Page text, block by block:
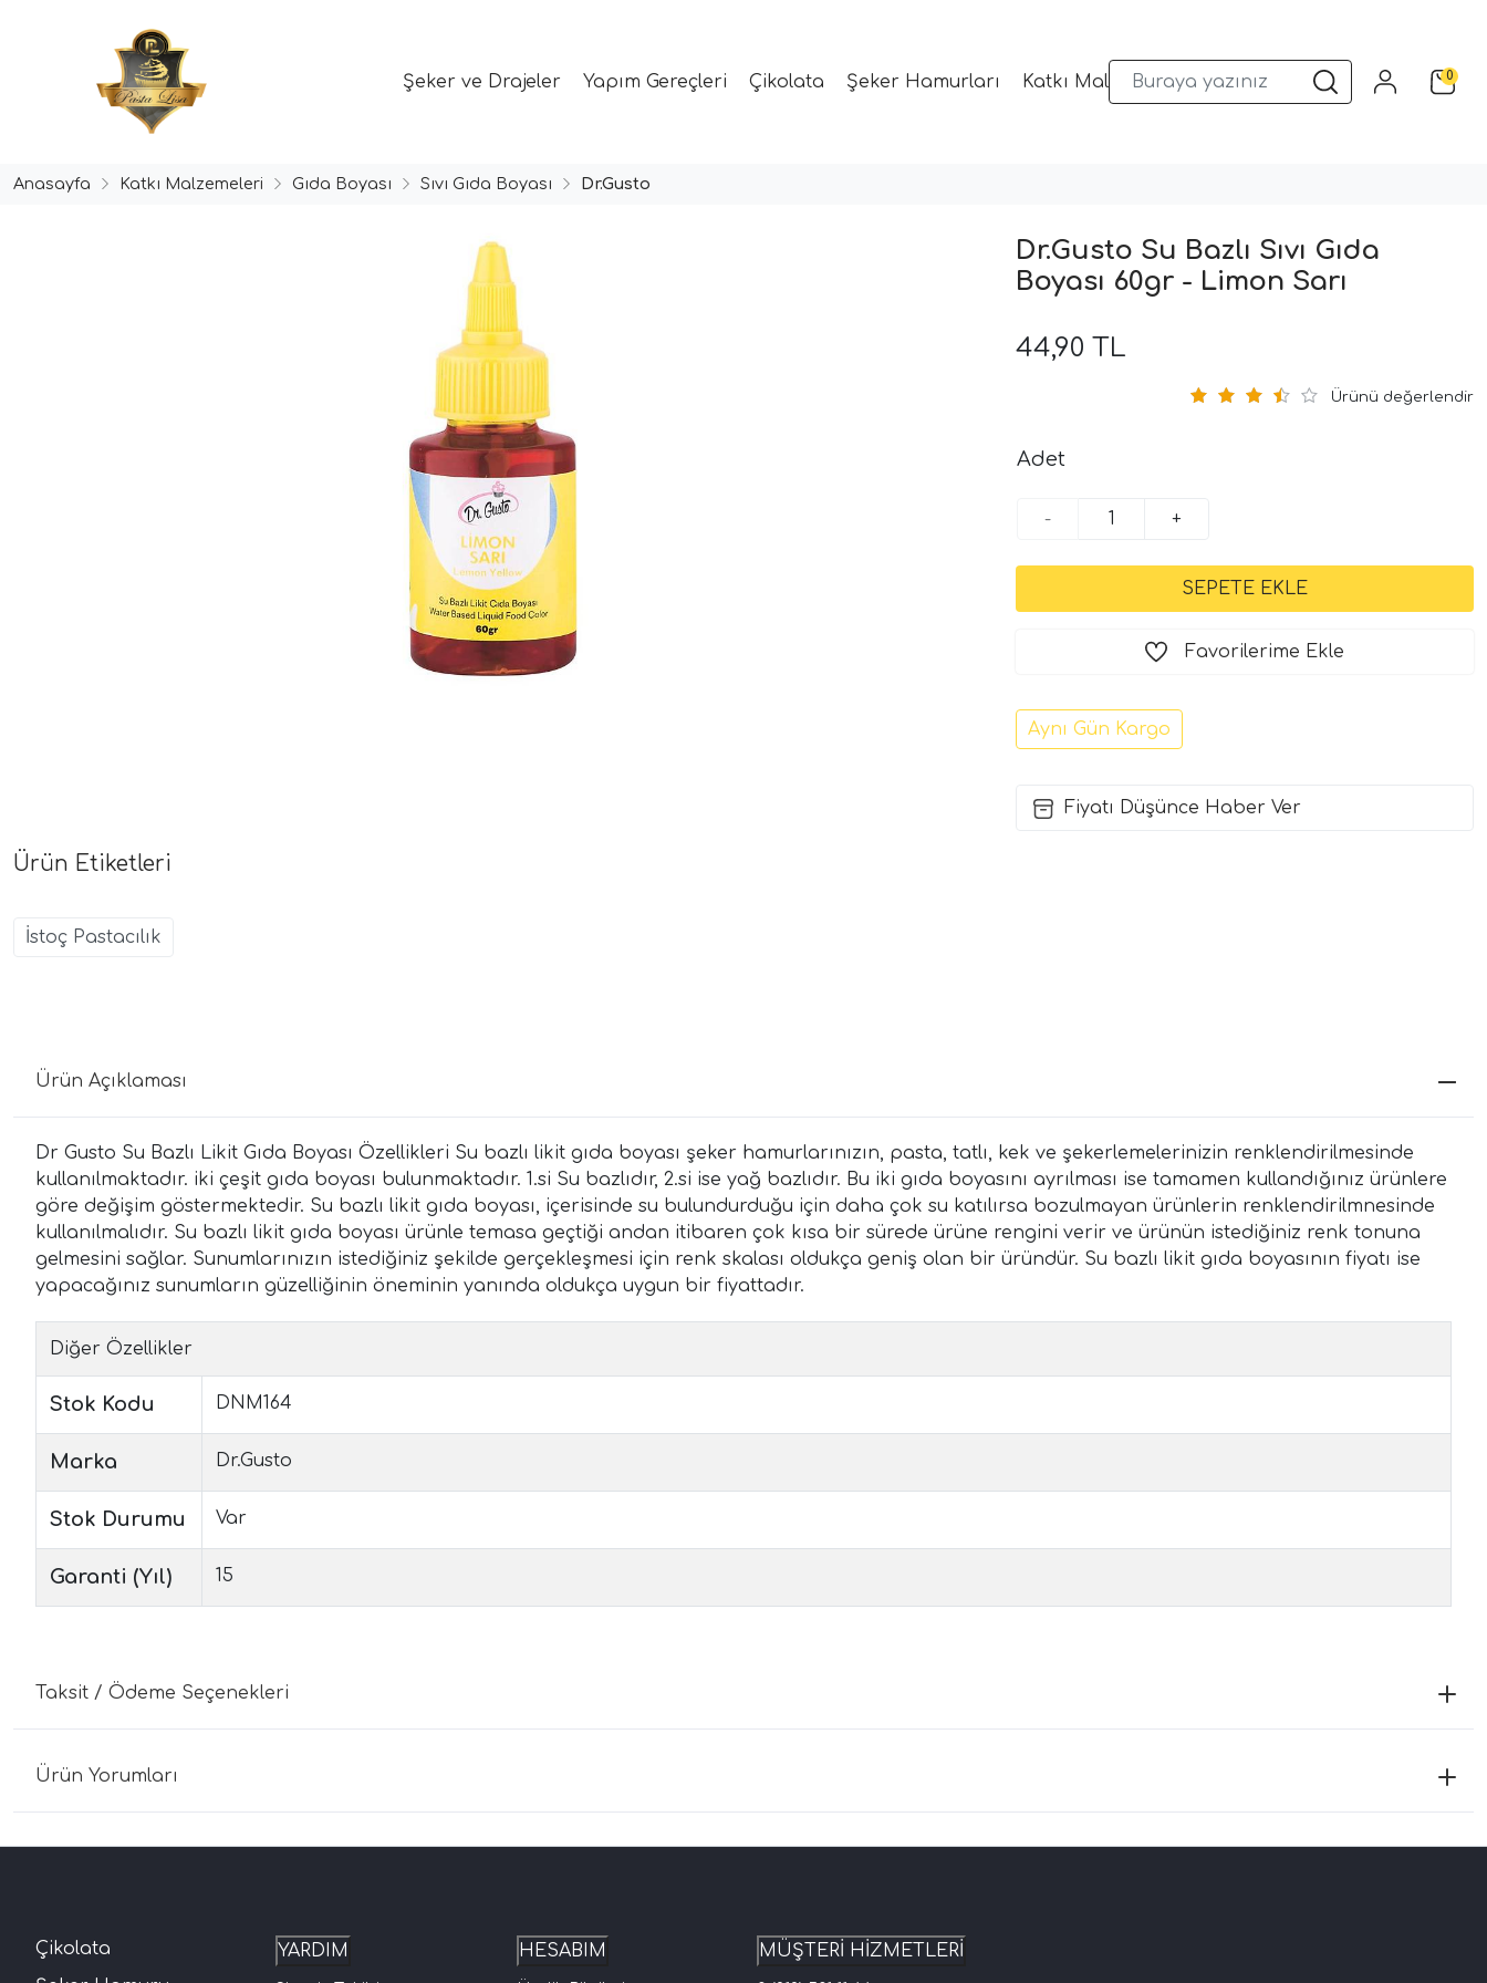
Şeker ve Drajeler Yapım Gereçleri Çikolata Şeker Hamurları Katkı Malzemeleri Sunum Gereçleri Kalıplar0
Anasayfa Katkı Malzemeleri Gıda Boyası Sıvı Gıda Boyası Dr.Gusto
Dr.Gusto Su Bazlı Sıvı Gıda
Boyası 60gr - Limon Sarı
44,90 TL
Ürünü değerlendir
Adet
- +
Favorilerime Ekle
Aynı Gün Kargo
Fiyatı Düşünce Haber Ver
Ürün Etiketleri
İstoç Pastacılık
Ürün Açıklaması
Dr Gusto Su Bazlı Likit Gıda Boyası Özellikleri Su bazlı likit gıda boyası şeker hamurlarınızın, pasta, tatlı, kek ve şekerlemelerinizin renklendirilmesinde
kullanılmaktadır. iki çeşit gıda boyası bulunmaktadır. 1.si Su bazlıdır, 2.si ise yağ bazlıdır. Bu iki gıda boyasını ayrılması ise tamamen kullandığınız ürünlere
göre değişim göstermektedir. Su bazlı likit gıda boyası, içerisinde su bulundurduğu için daha çok su katılırsa bozulmayan ürünlerin renklendirilmnesinde
kullanılmalıdır. Su bazlı likit gıda boyası ürünle temasa geçtiği andan itibaren çok kısa bir sürede ürüne rengini verir ve ürünün istediğiniz renk tonuna
gelmesini sağlar. Sunumlarınızın istediğiniz şekilde gerçekleşmesi için renk skalası oldukça geniş olan bir üründür. Su bazlı likit gıda boyasının fiyatı ise
yapacağınız sunumların güzelliğinin öneminin yanında oldukça uygun bir fiyattadır.
Diğer Özellikler
Stok Kodu DNM164
Marka Dr.Gusto
Stok Durumu Var
Garanti (Yıl) 15
Taksit / Ödeme Seçenekleri
Ürün Yorumları
Çikolata
YARDIM HESABIM MÜŞTERİ HİZMETLERİ